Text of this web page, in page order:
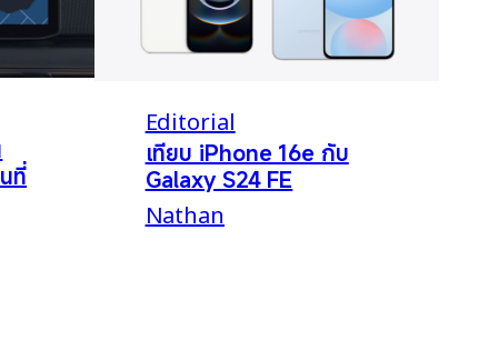
ที่
Editorial
เทียบ iPhone 16e กับ
Galaxy S24 FE
Nathan